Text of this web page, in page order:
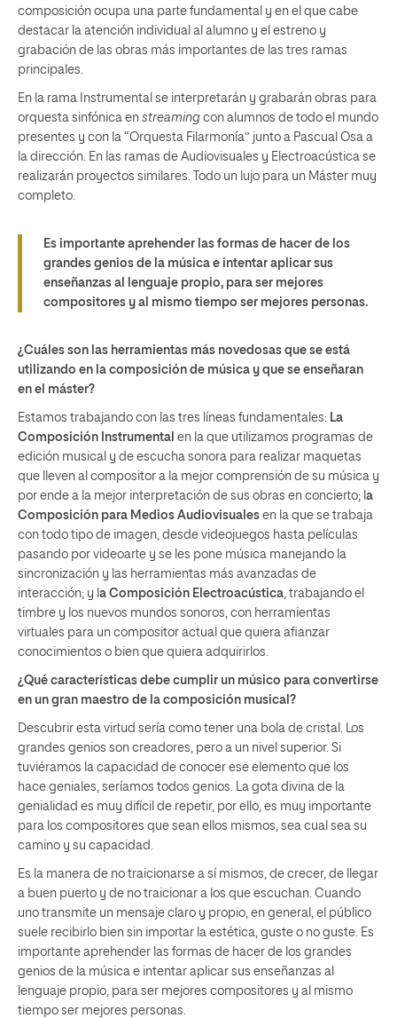
composición ocupa una parte fundamental y en el que cabe
destacar la atención individual al alumno y el estreno y
grabación de las obras más importantes de las tres ramas
principales.
En la rama Instrumental se interpretarán y grabarán obras para
orquesta sinfónica en streaming con alumnos de todo el mundo
presentes y con la “Orquesta Filarmonía” junto a Pascual Osa a
la dirección. En las ramas de Audiovisuales y Electroacústica se
realizarán proyectos similares. Todo un lujo para un Máster muy
completo.
Es importante aprehender las formas de hacer de los
grandes genios de la música e intentar aplicar sus
enseñanzas al lenguaje propio, para ser mejores
compositores y al mismo tiempo ser mejores personas.
¿Cuáles son las herramientas más novedosas que se está
utilizando en la composición de música y que se enseñaran
en el máster?
Estamos trabajando con las tres líneas fundamentales: La
Composición Instrumental en la que utilizamos programas de
edición musical y de escucha sonora para realizar maquetas
que lleven al compositor a la mejor comprensión de su música y
por ende a la mejor interpretación de sus obras en concierto; l a
Composición para Medios Audiovisuales en la que se trabaja
con todo tipo de imagen, desde videojuegos hasta películas
pasando por videoarte y se les pone música manejando la
sincronización y las herramientas más avanzadas de
interacción; y l a Composición Electroacústica, trabajando el
timbre y los nuevos mundos sonoros, con herramientas
virtuales para un compositor actual que quiera afianzar
conocimientos o bien que quiera adquirirlos.
¿Qué características debe cumplir un músico para convertirse
en un gran maestro de la composición musical?
Descubrir esta virtud sería como tener una bola de cristal. Los
grandes genios son creadores, pero a un nivel superior. Si
tuviéramos la capacidad de conocer ese elemento que los
hace geniales, seríamos todos genios. La gota divina de la
genialidad es muy difícil de repetir, por ello, es muy importante
para los compositores que sean ellos mismos, sea cual sea su
camino y su capacidad.
Es la manera de no traicionarse a sí mismos, de crecer, de llegar
a buen puerto y de no traicionar a los que escuchan. Cuando
uno transmite un mensaje claro y propio, en general, el público
suele recibirlo bien sin importar la estética, guste o no guste. Es
importante aprehender las formas de hacer de los grandes
genios de la música e intentar aplicar sus enseñanzas al
lenguaje propio, para ser mejores compositores y al mismo
tiempo ser mejores personas.